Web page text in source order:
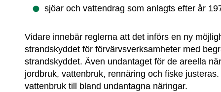
sjöar och vattendrag som anlagts efter år
Vidare innebär reglerna att det införs en ny
strandskyddet för förvärvsverksamheter med
strandskyddet. Även undantaget för de areella
jordbruk, vattenbruk, rennäring och fiske
vattenbruk till bland undantagna näringar.